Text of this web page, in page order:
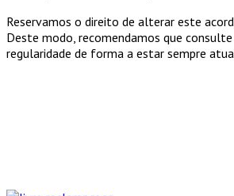
Reservamos o direito de alterar este
Deste modo, recomendamos que
regularidade de forma a estar sempre